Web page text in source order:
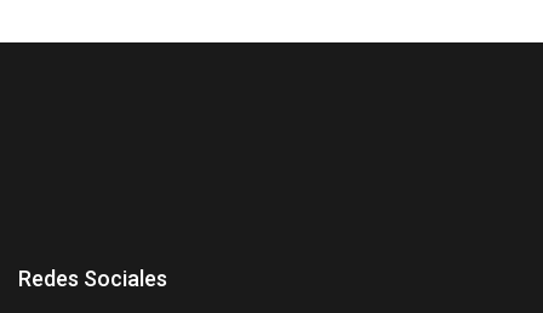
Redes Sociales